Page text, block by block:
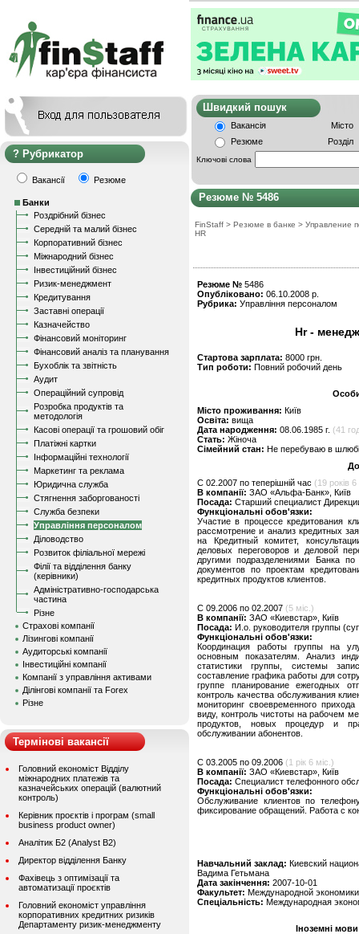
Рубрикатор
Вакансії Резюме
Банки
Роздрібний бізнес
Середній та малий бізнес
Корпоративний бізнес
Міжнародний бізнес
Інвестиційний бізнес
Ризик-менеджмент
Кредитування
Заставні операції
Казначейство
Фінансовий моніторинг
Фінансовий аналіз та планування
Бухоблік та звітність
Аудит
Операційний супровід
Розробка продуктів та
методологія
Касові операції та грошовий обіг
Платіжні картки
Інформаційні технології
Маркетинг та реклама
Юридична служба
Стягнення заборгованості
Служба безпеки
Управління персоналом
Діловодство
Розвиток філіальної мережі
Філії та відділення банку
(керівники)
Адміністративно-господарська
частина
Різне
Страхові компанії
Лізингові компанії
Аудиторські компанії
Інвестиційні компанії
Компанії з управління активами
Ділінгові компанії та Forex
Різне
Термінові вакансії
Головний економіст Відділу
міжнародних платежів та
казначейських операцій (валютний
контроль)
Керівник проєктів і програм (small
business product owner)
Аналітик Б2 (Analyst B2)
Директор відділення Банку
Фахівець з оптимізації та
автоматизації проєктів
Головний економіст управління
корпоративних кредитних ризиків
Департаменту ризик-менеджменту
Швидкий
Вакансія
Місто
Резюме
Розділ
Ключові слова
Резюме № 5486
FinStaff > Резюме в банке > Управление
HR
Резюме № 5486
Опубліковано: 06.10.2008 р.
Рубрика: Управління персоналом
Hr -
Стартова зарплата: 8000 грн.
Тип роботи: Повний робочий день
Місто проживання: Київ
Освіта: вища
Дата народження: 08.06.1985 г. (41
Стать: Жіноча
Сімейний стан: Не перебуваю в
C 02.2007 по теперішній час (19 років 6
В компанії: ЗАО «Альфа-Банк», Київ
Посада: Старший специалист
Функціональні обов'язки:
Участие в процессе кредитования
рассмотрение и анализ кредитных
на Кредитный комитет,
деловых переговоров и деловой
другими подразделениями Банка
документов по проектам
кредитных продуктов клиентов.
C 09.2006 по 02.2007 (5 міс.)
В компанії: ЗАО «Киевстар», Київ
Посада: И.о. руководителя группы
Функціональні обов'язки:
Координация работы группы на
основным показателям. Анализ
статистики группы, системы
составление графика работы для
группе планирование ежегодных
контроль качества обслуживания
мониторинг своевременного
виду, контроль чистоты на рабочем
продуктов, новых процедур и
обслуживании абонентов.
C 03.2005 по 09.2006 (1 рік 6 міс.)
В компанії: ЗАО «Киевстар», Київ
Посада: Специалист телефонного
Функціональні обов'язки:
Обслуживание клиентов по
фиксирование обращений. Работа с
Навчальний заклад: Киевский
Вадима Гетьмана
Дата закінчення: 2007-10-01
Факультет: Международной
Спеціальність: Международная
Іноземні